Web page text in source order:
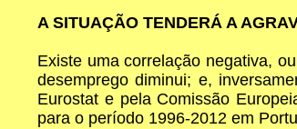
A SITUAÇÃO TENDERÁ A
Existe uma correlação negativa,
desemprego diminui; e,
Eurostat e pela Comissão
para o período 1996-2012 em